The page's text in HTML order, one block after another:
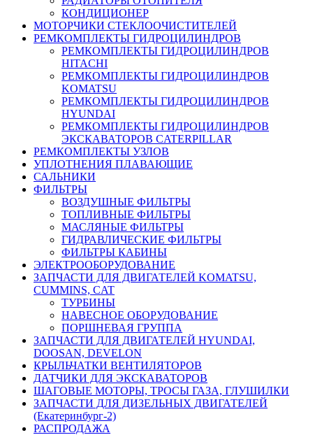
КОНДИЦИОНЕР
МОТОРЧИКИ СТЕКЛООЧИСТИТЕЛЕЙ
РЕМКОМПЛЕКТЫ ГИДРОЦИЛИНДРОВ
РЕМКОМПЛЕКТЫ ГИДРОЦИЛИНДРОВ
HITACHI
РЕМКОМПЛЕКТЫ ГИДРОЦИЛИНДРОВ
KOMATSU
РЕМКОМПЛЕКТЫ ГИДРОЦИЛИНДРОВ
HYUNDAI
РЕМКОМПЛЕКТЫ ГИДРОЦИЛИНДРОВ
ЭКСКАВАТОРОВ CATERPILLAR
РЕМКОМПЛЕКТЫ УЗЛОВ
УПЛОТНЕНИЯ ПЛАВАЮЩИЕ
САЛЬНИКИ
ФИЛЬТРЫ
ВОЗДУШНЫЕ ФИЛЬТРЫ
ТОПЛИВНЫЕ ФИЛЬТРЫ
МАСЛЯНЫЕ ФИЛЬТРЫ
ГИДРАВЛИЧЕСКИЕ ФИЛЬТРЫ
ФИЛЬТРЫ КАБИНЫ
ЭЛЕКТРООБОРУДОВАНИЕ
ЗАПЧАСТИ ДЛЯ ДВИГАТЕЛЕЙ KOMATSU,
CUMMINS, CAT
ТУРБИНЫ
НАВЕСНОЕ ОБОРУДОВАНИЕ
ПОРШНЕВАЯ ГРУППА
ЗАПЧАСТИ ДЛЯ ДВИГАТЕЛЕЙ HYUNDAI,
DOOSAN, DEVELON
КРЫЛЬЧАТКИ ВЕНТИЛЯТОРОВ
ДАТЧИКИ ДЛЯ ЭКСКАВАТОРОВ
ШАГОВЫЕ МОТОРЫ, ТРОСЫ ГАЗА, ГЛУШИЛКИ
ЗАПЧАСТИ ДЛЯ ДИЗЕЛЬНЫХ ДВИГАТЕЛЕЙ
(Екатеринбург-2)
РАСПРОДАЖА